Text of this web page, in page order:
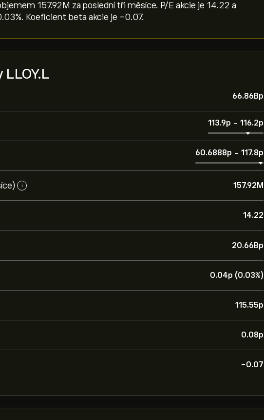
157.92M za poslední tři měsíce. P/E akcie je 14.22 a
Koeficient beta akcie je -0.07.
66.86B‎p‎
113.9‎p‎ - 116.2‎p‎
60.6888‎p‎ - 117.8‎p‎
i 157.92M
14.22
20.66B‎p‎
0.04‎p‎ (0.03%)
115.55‎p‎
0.08‎p‎
-0.07